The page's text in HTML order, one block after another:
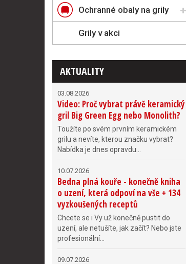
Ochranné obaly na grily
Grily v akci
AKTUALITY
03.08.2026
Video: Proč vybrat právě keramický
gril Big Green Egg nebo Monolith?
Toužíte po svém prvním keramickém
grilu a nevíte, kterou značku vybrat?
Nabídka je dnes opravdu...
10.07.2026
Bedna plná kouře - konečně kniha
o uzení, která odpoví na vše + 134
vyzkoušených receptů
Chcete se i Vy už konečně pustit do
uzení, ale netušíte, jak začít? Nebo jste
profesionální...
09.07.2026